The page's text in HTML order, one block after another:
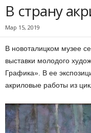
В страну
Мар 15, 2019
В новоталицком музее
выставки молодого
Графика». В ее
акриловые работы из